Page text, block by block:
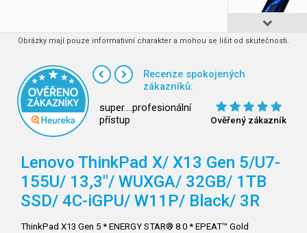
Obrázky mají pouze informativní charakter a mohou se lišit od skutečnosti.
Recenze spokojených
zákazníků:
super....profesionální
přístup
Ověřený zákazník
Lenovo ThinkPad X/ X13 Gen 5/U7-
155U/ 13,3"/ WUXGA/ 32GB/ 1TB
SSD/ 4C-iGPU/ W11P/ Black/ 3R
ThinkPad X13 Gen 5 * ENERGY STAR® 8.0 * EPEAT™ Gold